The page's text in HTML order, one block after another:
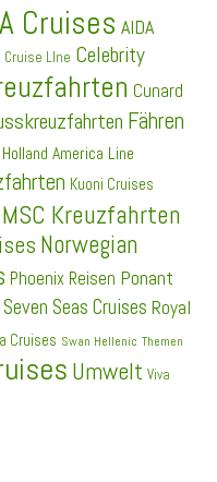
Cruises AIDA
Cruise LIne Celebrity
Cunard
Fähren
Holland America Line
Kuoni Cruises
MSC Kreuzfahrten
Norwegian
Phoenix Reisen Ponant
Seas Cruises Royal
Cruises Swan Hellenic Themen
Umwelt Viva